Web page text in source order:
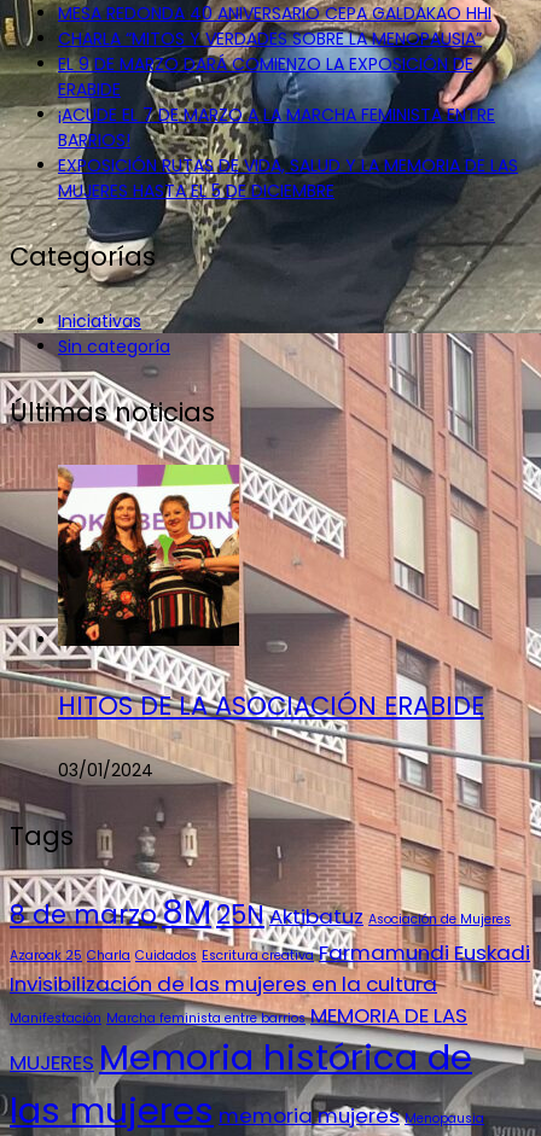
MESA REDONDA 40 ANIVERSARIO CEPA GALDAKAO HHI
CHARLA “MITOS Y VERDADES SOBRE LA MENOPAUSIA”
EL 9 DE MARZO DARÁ COMIENZO LA EXPOSICIÓN DE
ERABIDE
¡ACUDE EL 7 DE MARZO A LA MARCHA FEMINISTA ENTRE
BARRIOS!
EXPOSICIÓN RUTAS DE VIDA, SALUD Y LA MEMORIA DE LAS
MUJERES HASTA EL 5 DE DICIEMBRE
Categorías
Iniciativas
Sin categoría
Últimas noticias
HITOS DE LA ASOCIACIÓN ERABIDE
03/01/2024
Tags
8 de marzo8M25NAktibatuz Asociación de Mujeres
Azaroak 25 Charla Cuidados Escritura creativa Farmamundi Euskadi
Invisibilización de las mujeres en la cultura
Manifestación Marcha feminista entre barrios MEMORIA DE LAS
MUJERES Memoria histórica de
las mujeres memoria mujeres Menopausia